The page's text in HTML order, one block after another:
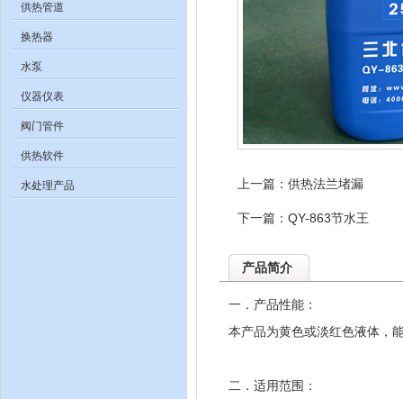
供热管道
换热器
水泵
仪器仪表
阀门管件
供热软件
水处理产品 上一篇： 供热法兰堵漏
下一篇： QY-863节水王
产品简介
一．产品性能：
本产品为黄色或淡红色液体，
二．适用范围：